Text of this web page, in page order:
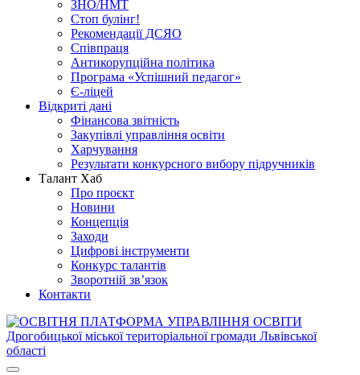
ЗНО/НМТ
Стоп булінг!
Рекомендації ДСЯО
Співпраця
Антикорупційна політика
Програма «Успішний педагог»
Є-ліцей
Відкриті дані
Фінансова звітність
Закупівлі управління освіти
Харчування
Результати конкурсного вибору підручників
Талант Хаб
Про проєкт
Новини
Концепція
Заходи
Цифрові інструменти
Конкурс талантів
Зворотній зв’язок
Контакти